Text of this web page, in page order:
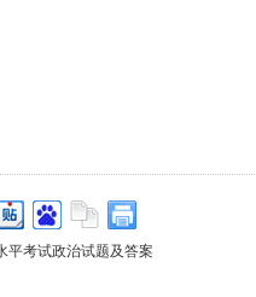
平考试政治试题及答案